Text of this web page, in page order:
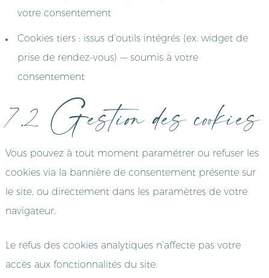
votre consentement
Cookies tiers : issus d’outils intégrés (ex. widget de
prise de rendez-vous) — soumis à votre
consentement
7.2 Gestion des cookies
Vous pouvez à tout moment paramétrer ou refuser les
cookies via la bannière de consentement présente sur
le site, ou directement dans les paramètres de votre
navigateur.
Le refus des cookies analytiques n’affecte pas votre
accès aux fonctionnalités du site.